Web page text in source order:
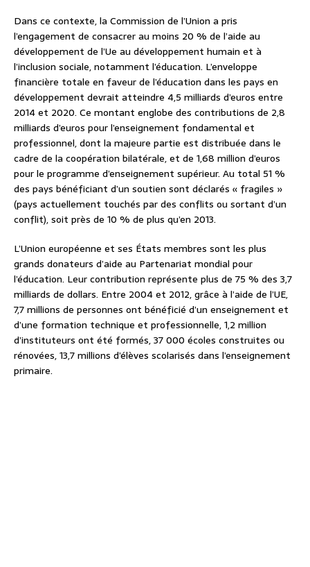
Dans ce contexte, la Commission de l’Union a pris
l’engagement de consacrer au moins 20 % de l’aide au
développement de l’Ue au développement humain et à
l’inclusion sociale, notamment l’éducation. L’enveloppe
financière totale en faveur de l’éducation dans les pays en
développement devrait atteindre 4,5 milliards d’euros entre
2014 et 2020. Ce montant englobe des contributions de 2,8
milliards d’euros pour l’enseignement fondamental et
professionnel, dont la majeure partie est distribuée dans le
cadre de la coopération bilatérale, et de 1,68 million d’euros
pour le programme d’enseignement supérieur. Au total 51 %
des pays bénéficiant d’un soutien sont déclarés « fragiles »
(pays actuellement touchés par des conflits ou sortant d’un
conflit), soit près de 10 % de plus qu’en 2013.
L’Union européenne et ses États membres sont les plus
grands donateurs d’aide au Partenariat mondial pour
l’éducation. Leur contribution représente plus de 75 % des 3,7
milliards de dollars. Entre 2004 et 2012, grâce à l’aide de l’UE,
7,7 millions de personnes ont bénéficié d’un enseignement et
d’une formation technique et professionnelle, 1,2 million
d’instituteurs ont été formés, 37 000 écoles construites ou
rénovées, 13,7 millions d’élèves scolarisés dans l’enseignement
primaire.